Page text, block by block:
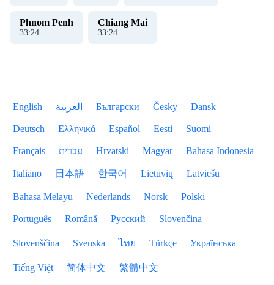
Phnom Penh
33:24
Chiang Mai
33:24
English العربية Български Česky Dansk
Deutsch Ελληνικά Español Eesti Suomi
Français עברית Hrvatski Magyar Bahasa Indonesia
Italiano 日本語 한국어 Lietuvių Latviešu
Bahasa Melayu Nederlands Norsk Polski
Português Română Русский Slovenčina
Slovenščina Svenska ไทย Türkçe Українська
Tiếng Việt 简体中文 繁體中文